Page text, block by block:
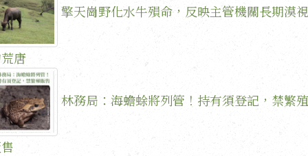
擎天崗野化水牛殞命，反映主管機關長期漠視
唐
林務局：海蟾蜍將列管！持有須登記，禁繁殖